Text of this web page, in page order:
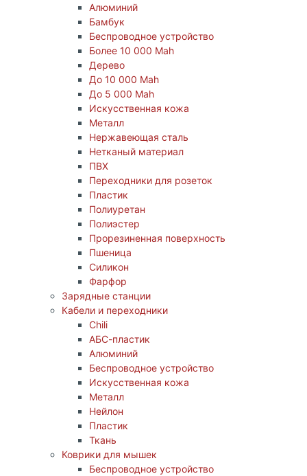
Алюминий
Бамбук
Беспроводное устройство
Более 10 000 Mah
Дерево
До 10 000 Mah
До 5 000 Mah
Искусственная кожа
Металл
Нержавеющая сталь
Нетканый материал
ПВХ
Переходники для розеток
Пластик
Полиуретан
Полиэстер
Прорезиненная поверхность
Пшеница
Силикон
Фарфор
Зарядные станции
Кабели и переходники
Chili
АБС-пластик
Алюминий
Беспроводное устройство
Искусственная кожа
Металл
Нейлон
Пластик
Ткань
Коврики для мышек
Беспроводное устройство